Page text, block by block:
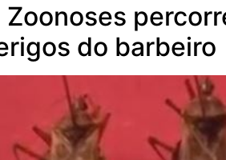
do barbeiro